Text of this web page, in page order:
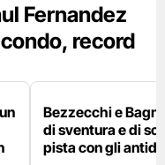
Fernandez
record
Bezzecchi e
di sventura e di
pista con gli